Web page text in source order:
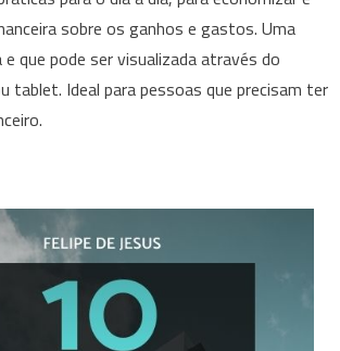
sobre os ganhos e gastos. Uma
que pode ser visualizada através do
tablet. Ideal para pessoas que precisam ter